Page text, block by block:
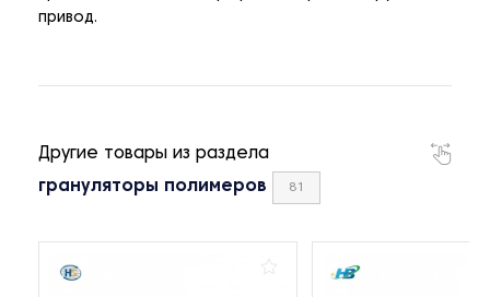
привод.
Другие товары из раздела
грануляторы полимеров 81